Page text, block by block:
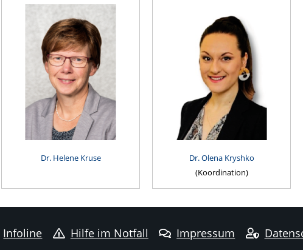
Dr. Helene Kruse
Dr. Olena Kryshko
(Koordination)
Infoline Hilfe im Notfall Impressum